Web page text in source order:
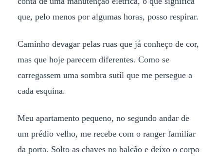
que, pelo menos por algumas horas, posso respirar.
Caminho devagar pelas ruas que já conheço de cor,
mas que hoje parecem diferentes. Como se
carregassem uma sombra sutil que me persegue a
cada esquina.
Meu apartamento pequeno, no segundo andar de
um prédio velho, me recebe com o ranger familiar
da porta. Solto as chaves no balcão e deixo o corpo